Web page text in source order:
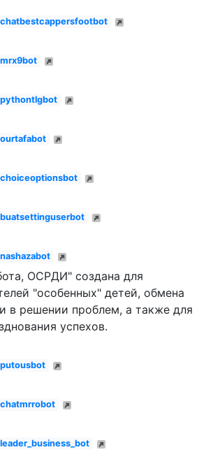
ОСРДИ" создана для
"особенных" детей, обмена
решении проблем, а также для
успехов.